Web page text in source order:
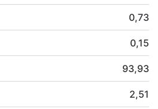
0,73
0,15
93,93
2,51